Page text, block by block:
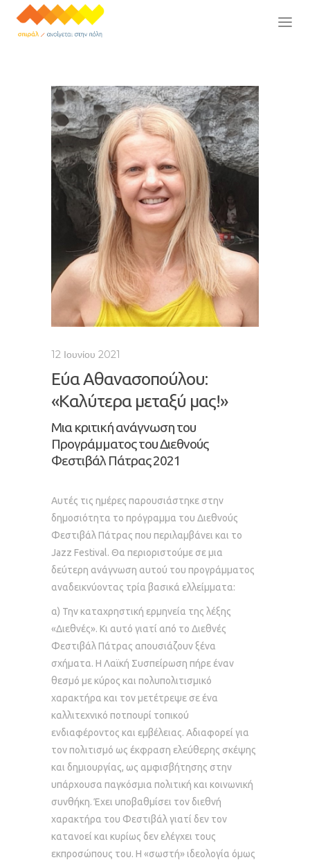
12 Ιουνίου 2021
Εύα Αθανασοπούλου:
«Καλύτερα μεταξύ μας!»
Μια κριτική ανάγνωση του
Προγράμματος του Διεθνούς
Φεστιβάλ Πάτρας 2021
Αυτές τις ημέρες παρουσιάστηκε στην
δημοσιότητα το πρόγραμμα του Διεθνούς
Φεστιβάλ Πάτρας που περιλαμβάνει και το
Jazz Festival. Θα περιοριστούμε σε μια
δεύτερη ανάγνωση αυτού του προγράμματος
αναδεικνύοντας τρία βασικά ελλείμματα:
α) Την καταχρηστική ερμηνεία της λέξης
«Διεθνές». Κι αυτό γιατί από το Διεθνές
Φεστιβάλ Πάτρας απουσιάζουν ξένα
σχήματα. Η Λαϊκή Συσπείρωση πήρε έναν
θεσμό με κύρος και πολυπολιτισμικό
χαρακτήρα και τον μετέτρεψε σε ένα
καλλιτεχνικό ποτπουρί τοπικού
ενδιαφέροντος και εμβέλειας. Αδιαφορεί για
τον πολιτισμό ως έκφραση ελεύθερης σκέψης
και δημιουργίας, ως αμφισβήτησης στην
υπάρχουσα παγκόσμια πολιτική και κοινωνική
συνθήκη. Έχει υποβαθμίσει τον διεθνή
χαρακτήρα του Φεστιβάλ γιατί δεν τον
κατανοεί και κυρίως δεν ελέγχει τους
εκπροσώπους του. Η «σωστή» ιδεολογία όμως